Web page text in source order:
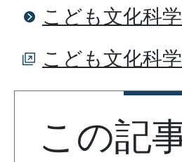
こども文化科
こども文化科
この記